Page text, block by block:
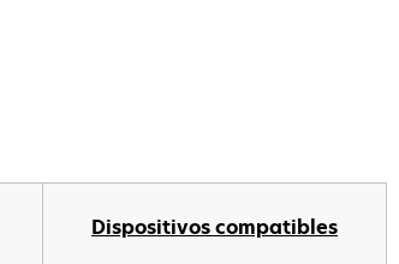
Dispositivos compatibles